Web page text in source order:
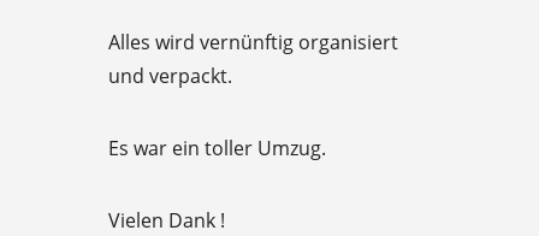
t
o
5
Alles wird vernünftig organisiert
und verpackt.
Es war ein toller Umzug.
Vielen Dank !